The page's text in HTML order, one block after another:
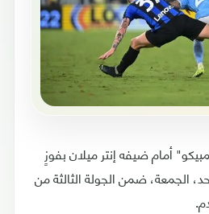
أمام ضيفه إنتر ميلان بفوزٍ
الجمعة، ضمن الجولة الثالثة من